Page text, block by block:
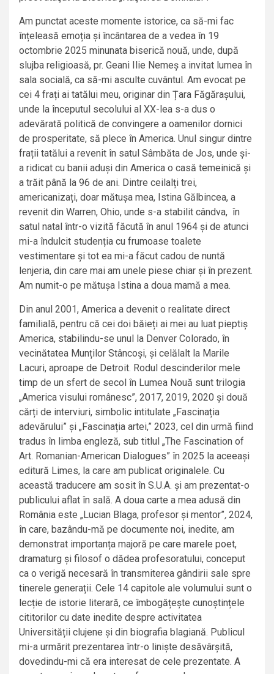
Am punctat aceste momente istorice, ca să-mi fac
înțeleasă emoția și încântarea de a vedea în 19
octombrie 2025 minunata biserică nouă, unde, după
slujba religioasă, pr. Geani Ilie Nemeș a invitat lumea în
sala socială, ca să-mi asculte cuvântul. Am evocat pe
cei 4 frați ai tatălui meu, originar din Țara Făgărașului,
unde la începutul secolului al XX-lea s-a dus o
adevărată politică de convingere a oamenilor dornici
de prosperitate, să plece în America. Unul singur dintre
frații tatălui a revenit în satul Sâmbăta de Jos, unde și-
a ridicat cu banii aduși din America o casă temeinică și
a trăit până la 96 de ani. Dintre ceilalți trei,
americanizați, doar mătușa mea, Istina Gălbincea, a
revenit din Warren, Ohio, unde s-a stabilit cândva, în
satul natal într-o vizită făcută în anul 1964 și de atunci
mi-a îndulcit studenția cu frumoase toalete
vestimentare și tot ea mi-a făcut cadou de nuntă
lenjeria, din care mai am unele piese chiar și în prezent.
Am numit-o pe mătușa Istina a doua mamă a mea.
Din anul 2001, America a devenit o realitate direct
familială, pentru că cei doi băieți ai mei au luat pieptiș
America, stabilindu-se unul la Denver Colorado, în
vecinătatea Munților Stâncoși, și celălalt la Marile
Lacuri, aproape de Detroit. Rodul descinderilor mele
timp de un sfert de secol în Lumea Nouă sunt trilogia
„America visului românesc”, 2017, 2019, 2020 și două
cărți de interviuri, simbolic intitulate „Fascinația
adevărului” și „Fascinația artei,” 2023, cel din urmă fiind
tradus în limba engleză, sub titlul „The Fascination of
Art. Romanian-American Dialogues” în 2025 la aceeași
editură Limes, la care am publicat originalele. Cu
această traducere am sosit în S.U.A. și am prezentat-o
publicului aflat în sală. A doua carte a mea adusă din
România este „Lucian Blaga, profesor și mentor”, 2024,
în care, bazându-mă pe documente noi, inedite, am
demonstrat importanța majoră pe care marele poet,
dramaturg și filosof o dădea profesoratului, conceput
ca o verigă necesară în transmiterea gândirii sale spre
tinerele generații. Cele 14 capitole ale volumului sunt o
lecție de istorie literară, ce îmbogățește cunoștințele
cititorilor cu date inedite despre activitatea
Universității clujene și din biografia blagiană. Publicul
mi-a urmărit prezentarea într-o liniște desăvârșită,
dovedindu-mi că era interesat de cele prezentate. A